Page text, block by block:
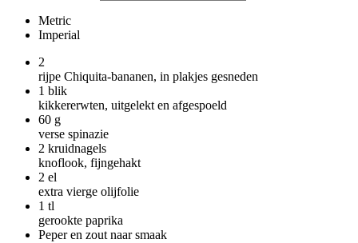
Metric
Imperial
2
rijpe Chiquita-bananen, in plakjes gesneden
1 blik
kikkererwten, uitgelekt en afgespoeld
60 g
verse spinazie
2 kruidnagels
knoflook, fijngehakt
2 el
extra vierge olijfolie
1 tl
gerookte paprika
Peper en zout naar smaak